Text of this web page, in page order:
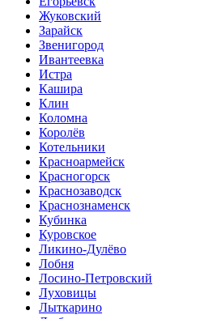
Жуковский
Зарайск
Звенигород
Ивантеевка
Истра
Кашира
Клин
Коломна
Королёв
Котельники
Красноармейск
Красногорск
Краснозаводск
Краснознаменск
Кубинка
Куровское
Ликино-Дулёво
Лобня
Лосино-Петровский
Луховицы
Лыткарино